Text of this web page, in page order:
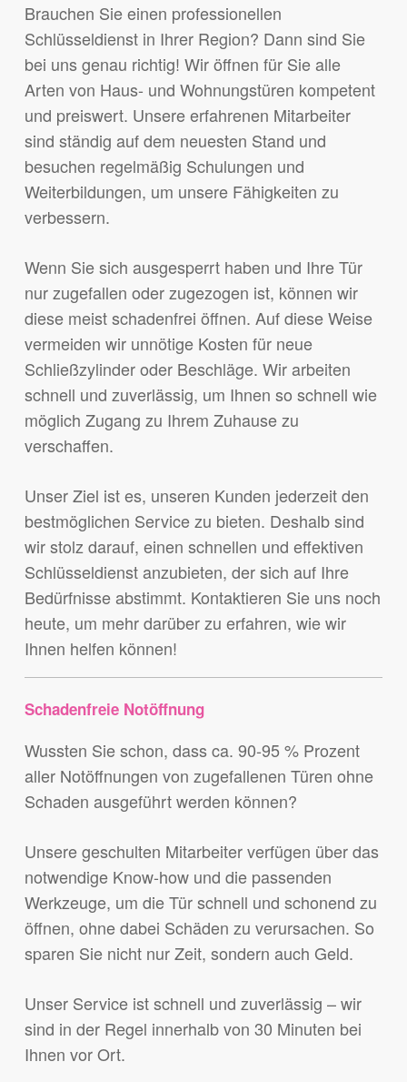
Brauchen Sie einen professionellen
Schlüsseldienst in Ihrer Region? Dann sind Sie
bei uns genau richtig! Wir öffnen für Sie alle
Arten von Haus- und Wohnungstüren kompetent
und preiswert. Unsere erfahrenen Mitarbeiter
sind ständig auf dem neuesten Stand und
besuchen regelmäßig Schulungen und
Weiterbildungen, um unsere Fähigkeiten zu
verbessern.
Wenn Sie sich ausgesperrt haben und Ihre Tür
nur zugefallen oder zugezogen ist, können wir
diese meist schadenfrei öffnen. Auf diese Weise
vermeiden wir unnötige Kosten für neue
Schließzylinder oder Beschläge. Wir arbeiten
schnell und zuverlässig, um Ihnen so schnell wie
möglich Zugang zu Ihrem Zuhause zu
verschaffen.
Unser Ziel ist es, unseren Kunden jederzeit den
bestmöglichen Service zu bieten. Deshalb sind
wir stolz darauf, einen schnellen und effektiven
Schlüsseldienst anzubieten, der sich auf Ihre
Bedürfnisse abstimmt. Kontaktieren Sie uns noch
heute, um mehr darüber zu erfahren, wie wir
Ihnen helfen können!
Schadenfreie Notöffnung
Wussten Sie schon, dass ca. 90-95 % Prozent
aller Notöffnungen von zugefallenen Türen ohne
Schaden ausgeführt werden können?
Unsere geschulten Mitarbeiter verfügen über das
notwendige Know-how und die passenden
Werkzeuge, um die Tür schnell und schonend zu
öffnen, ohne dabei Schäden zu verursachen. So
sparen Sie nicht nur Zeit, sondern auch Geld.
Unser Service ist schnell und zuverlässig – wir
sind in der Regel innerhalb von 30 Minuten bei
Ihnen vor Ort.